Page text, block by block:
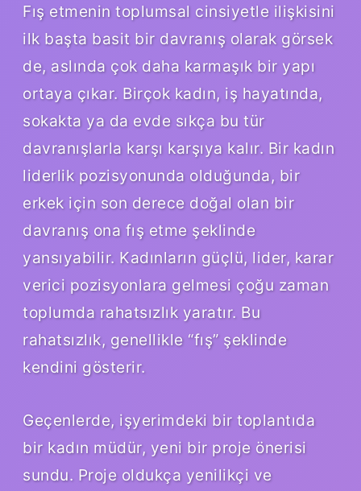
Fış etmenin toplumsal cinsiyetle ilişkisini
ilk başta basit bir davranış olarak görsek
de, aslında çok daha karmaşık bir yapı
ortaya çıkar. Birçok kadın, iş hayatında,
sokakta ya da evde sıkça bu tür
davranışlarla karşı karşıya kalır. Bir kadın
liderlik pozisyonunda olduğunda, bir
erkek için son derece doğal olan bir
davranış ona fış etme şeklinde
yansıyabilir. Kadınların güçlü, lider, karar
verici pozisyonlara gelmesi çoğu zaman
toplumda rahatsızlık yaratır. Bu
rahatsızlık, genellikle “fış” şeklinde
kendini gösterir.
Geçenlerde, işyerimdeki bir toplantıda
bir kadın müdür, yeni bir proje önerisi
sundu. Proje oldukça yenilikçi ve